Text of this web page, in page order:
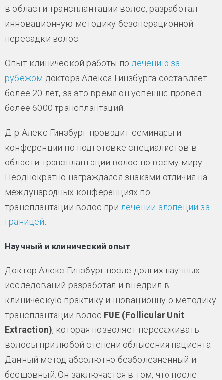
в области трансплантации волос, разработал
инновационную методику безоперационной
пересадки волос.
Опыт клинической работы по лечению за
рубежом доктора Алекса Гинзбурга составляет
более 20 лет, за это время он успешно провел
более 6000 трансплантаций.
Д-р Алекс Гинзбург проводит семинары и
конференции по подготовке специалистов в
области трансплантации волос по всему миру.
Неоднократно награждался знаками отличия на
международных конференциях по
трансплантации волос при лечении алопеции за
границей
Научный и клинический опыт
Доктор Алекс Гинзбург после долгих научных
исследований разработал и внедрил в
клиническую практику инновационную методику
трансплантации волос FUE (Follicular Unit
Extraction), которая позволяет пересаживать
волосы при любой степени облысения пациента.
Данный метод абсолютно безболезненный и
бесшовный. Он заключается в том, что после